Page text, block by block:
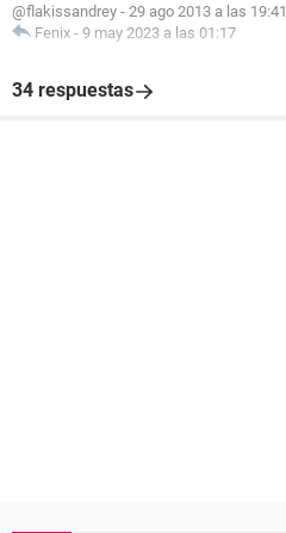
@flakissandrey - 29 ago 2013 a las 19:41
Fenix - 9 may 2023 a las 01:17
34 respuestas